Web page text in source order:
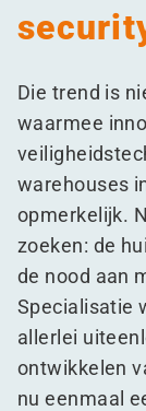
Die trend is
waarmee
warehouses
opmerkelijk.
zoeken: de
de nood aan
Specialisatie
allerlei
ontwikkelen
nu eenmaal